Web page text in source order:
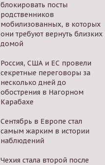
блокировать посты
родственников
мобилизованных, в которых
они требуют вернуть близких
домой
Россия, США и ЕС провели
секретные переговоры за
несколько дней до
обострения в Нагорном
Карабахе
Сентябрь в Европе стал
самым жарким в истории
наблюдений
Чехия стала второй после